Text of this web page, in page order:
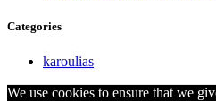
Categories
karoulias
We use cookies to ensure that we